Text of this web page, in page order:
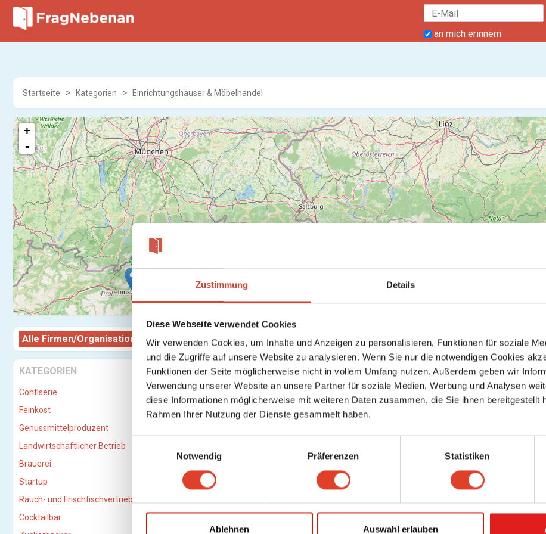
Zustimmung Details
Diese Webseite verwendet Cookies
Wir verwenden Cookies, um Inhalte und Anzeigen zu personalisieren, Funktionen für soziale
und die Zugriffe auf unsere Website zu analysieren. Wenn Sie nur die notwendigen Cookies
Funktionen der Seite möglicherweise nicht in vollem Umfang nutzen. Außerdem geben wir
Verwendung unserer Website an unsere Partner für soziale Medien, Werbung und Analysen
diese Informationen möglicherweise mit weiteren Daten zusammen, die Sie ihnen bereitgestellt
Rahmen Ihrer Nutzung der Dienste gesammelt haben.
i
Notwendig Präferenzen Statistiken
Ablehnen Auswahl erlauben
an mich erinnern
Startseite Kategorien Einrichtungshäuser & Möbelhandel
+
-
Alle Firmen/Organisationen
KATEGORIEN
Confiserie
Feinkost
Genussmittelproduzent
Landwirtschaftlicher Betrieb
Brauerei
Startup
Rauch- und Frischfischvertriebs-GmbH
Cocktailbar
Firma/Organisation Für
einrichtungshauser mobelhandel
Karte
Tiroler Edles
Mode- & Bekleidungshandel,Einrichtungshäuser & Möbelhandel,Textilien,
Nähzubehör & Bastlerbedarf
Seilergasse 13, 6020 Innsbruck, Tirol, Österreich (Karte ansehen)
Die Möbelei
Maler & Tapezierer ,Einrichtungshäuser & Möbelhandel
Ullmannstraße 47, 1150 Wien 15., Rudolfsheim-Fünfhaus, Wien, Österreich
ansehen)
5584.53 km entfernt
1 Bewertung